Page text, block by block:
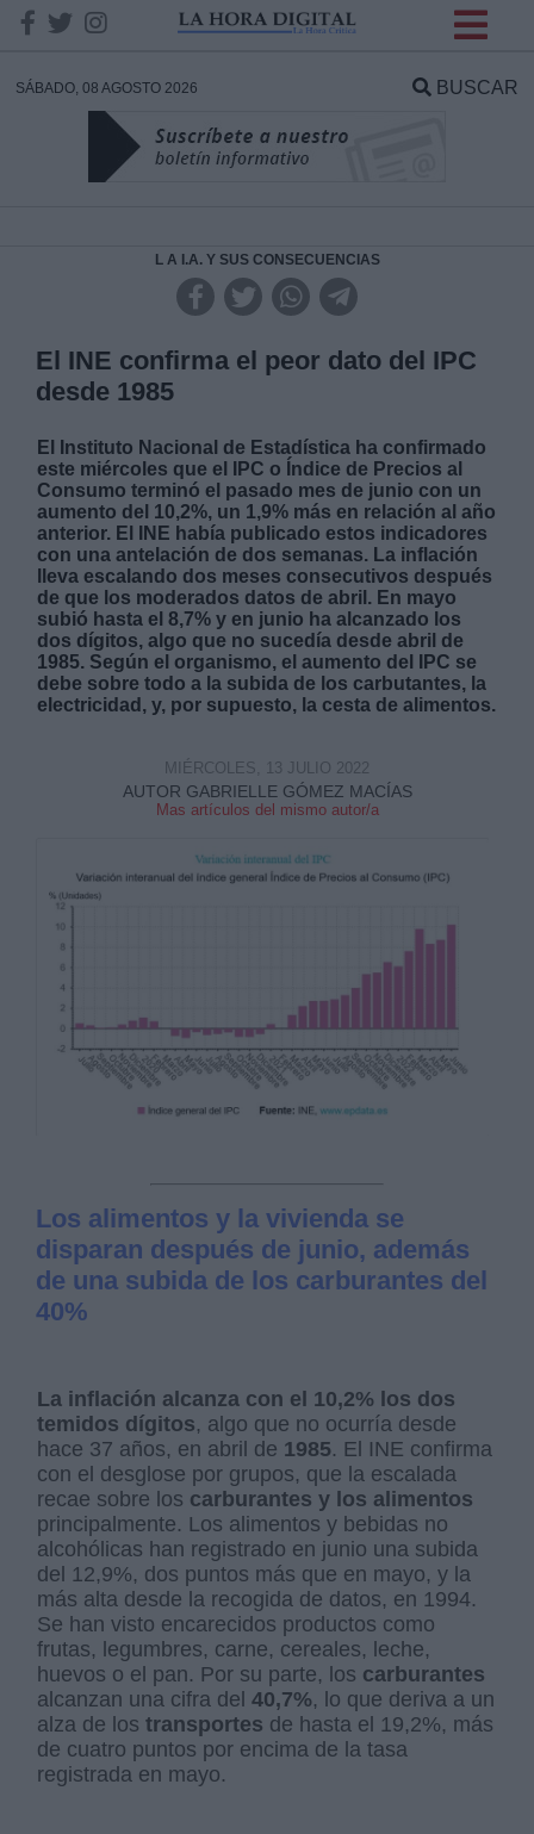
SÁBADO, 08 AGOSTO 2026 BUSCAR
L A I.A. Y SUS CONSECUENCIAS
El INE confirma el peor dato del IPC
desde 1985
El Instituto Nacional de Estadística ha confirmado
este miércoles que el IPC o Índice de Precios al
Consumo terminó el pasado mes de junio con un
aumento del 10,2%, un 1,9% más en relación al año
anterior. El INE había publicado estos indicadores
con una antelación de dos semanas. La inflación
lleva escalando dos meses consecutivos después
de que los moderados datos de abril. En mayo
subió hasta el 8,7% y en junio ha alcanzado los
dos dígitos, algo que no sucedía desde abril de
1985. Según el organismo, el aumento del IPC se
debe sobre todo a la subida de los carbutantes, la
electricidad, y, por supuesto, la cesta de alimentos.
AUTOR GABRIELLE GÓMEZ MACÍAS
Mas artículos del mismo autor/a
MIÉRCOLES, 13 JULIO 2022
Los alimentos y la vivienda se
disparan después de junio, además
de una subida de los carburantes del
40%
La inflación alcanza con el 10,2% los dos
temidos dígitos, algo que no ocurría desde
hace 37 años, en abril de 1985. El INE confirma
con el desglose por grupos, que la escalada
recae sobre los carburantes y los alimentos
principalmente. Los alimentos y bebidas no
alcohólicas han registrado en junio una subida
del 12,9%, dos puntos más que en mayo, y la
más alta desde la recogida de datos, en 1994.
Se han visto encarecidos productos como
frutas, legumbres, carne, cereales, leche,
huevos o el pan. Por su parte, los carburantes
alcanzan una cifra del40,7%, lo que deriva a un
alza de lostransportes de hasta el 19,2%, más
de cuatro puntos por encima de la tasa
registrada en mayo.
DATOS
Responsable:
Destinatarios:
Derechos:
Información adicional